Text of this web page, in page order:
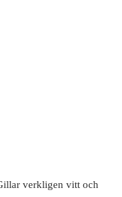
verkligen vitt och